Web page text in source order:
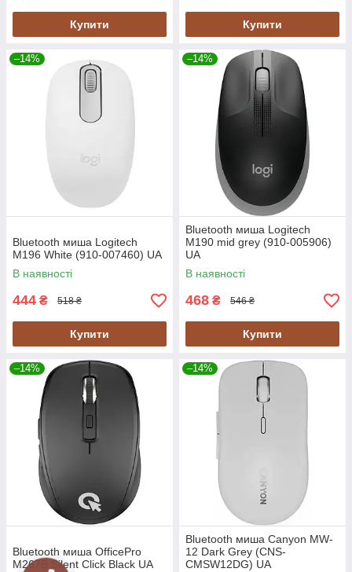
Купити Купити
–14%
Bluetooth миша Logitech
M196 White (910-007460) UA
В наявності
444 ₴ 518 ₴
Купити
–14%
Bluetooth миша Logitech
M190 mid grey (910-005906)
UA
В наявності
468 ₴ 546 ₴
Купити
–14%
Bluetooth миша OfficePro
M267B Silent Click Black UA
–14%
Bluetooth миша Canyon MW-
12 Dark Grey (CNS-
CMSW12DG) UA